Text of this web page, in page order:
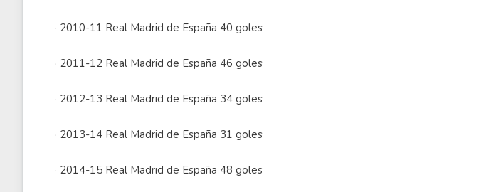
· 2010-11 Real Madrid de España 40 goles
· 2011-12 Real Madrid de España 46 goles
· 2012-13 Real Madrid de España 34 goles
· 2013-14 Real Madrid de España 31 goles
· 2014-15 Real Madrid de España 48 goles